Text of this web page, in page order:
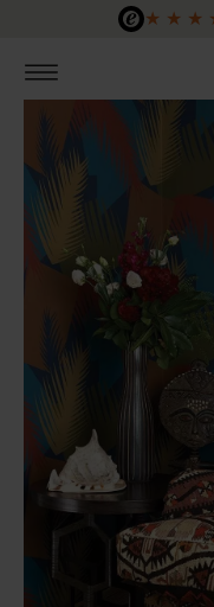
Zum Hauptinhalt ★ ★ ★